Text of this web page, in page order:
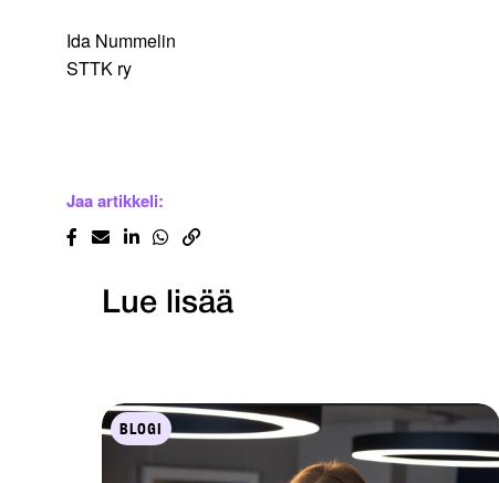
Ida Nummelin
STTK ry
Jaa artikkeli:
Lue lisää
BLOGI